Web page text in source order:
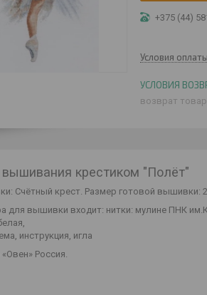
+375 (44)
Условия
возврат
крестиком "Полёт"
Счётный крест. Размер готовой вышивки:
для вышивки входит: нитки: мулине ПНК
инструкция, игла
Россия.